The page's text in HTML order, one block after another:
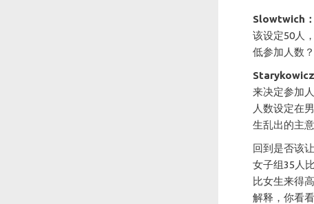
Slowtwich：
该设定50人
低参加人数
Starykowicz
来决定参加
人数设定在
生乱出的主意
回到是否该
女子组35人
比女生来得
解释，你看